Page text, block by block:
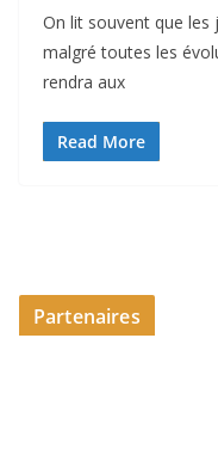
On lit souvent que les
malgré toutes les
rendra aux
Read More
Partenaires